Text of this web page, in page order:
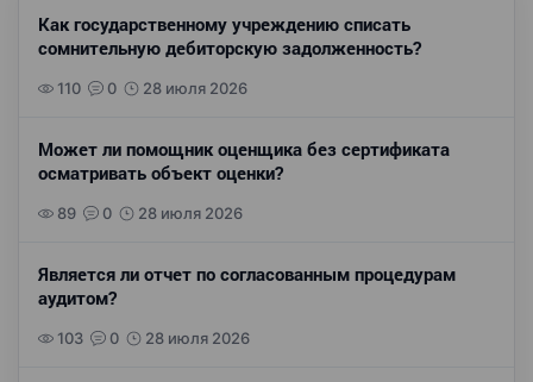
Как государственному учреждению списать
сомнительную дебиторскую задолженность?
110 0 28 июля 2026
Может ли помощник оценщика без сертификата
осматривать объект оценки?
89 0 28 июля 2026
Является ли отчет по согласованным процедурам
аудитом?
103 0 28 июля 2026